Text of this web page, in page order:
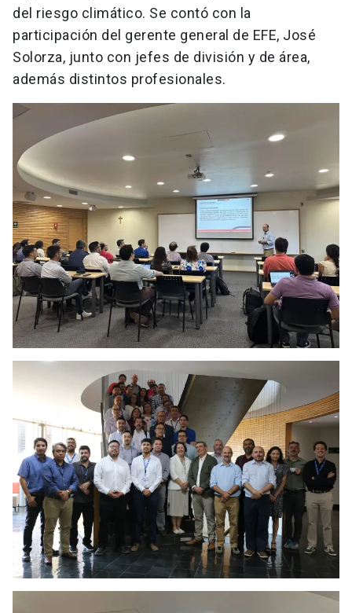
del riesgo climático. Se contó con la
participación del gerente general de EFE, José
Solorza, junto con jefes de división y de área,
además distintos profesionales.